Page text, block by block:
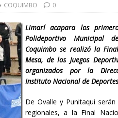
COQUIMBO 0
Limarí acapara los
Polideportivo Municipal
Coquimbo se realizó la
Mesa, de los Juegos
organizados por la
Instituto Nacional de
De Ovalle y Punitaqui
regionales, a la Final